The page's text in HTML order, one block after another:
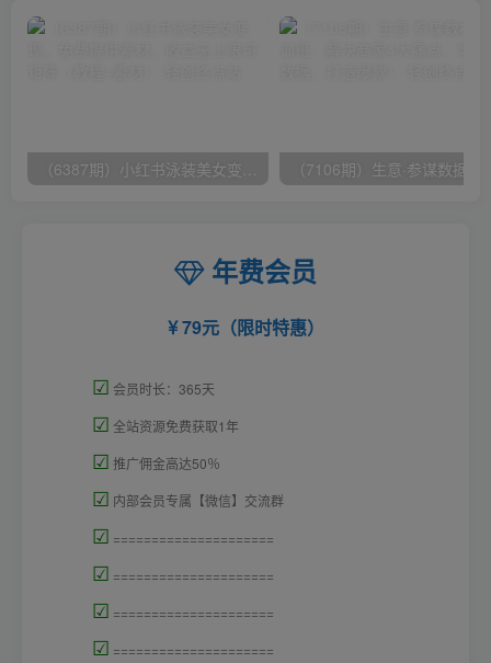
（6387期）小红书泳装美女变现，免费提供素材，收益无上限可矩阵（教程+素材）
年费会员
79元（限时特惠）
☑ 会员时长：365天
☑ 全站资源免费获取1年
☑ 推广佣金高达50％
☑ 内部会员专属【微信】交流群
☑ =====================
☑ =====================
☑ =====================
☑ =====================